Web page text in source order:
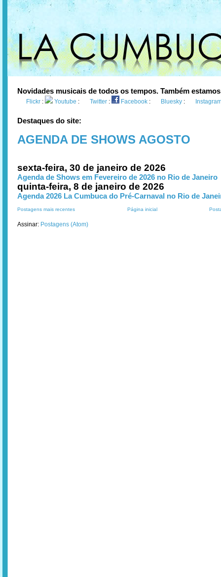
Novidades musicais de todos os tempos. Também
Flickr : Youtube : Twitter : Facebook : Bluesky :
Destaques do site:
AGENDA DE SHOWS AGOSTO
sexta-feira, 30 de janeiro de 2026
Agenda de Shows em Fevereiro de 2026 no Rio de Janeiro
quinta-feira, 8 de janeiro de 2026
Agenda 2026 La Cumbuca do Pré-Carnaval no Rio de
Postagens mais recentes Página inicial
Assinar: Postagens (Atom)